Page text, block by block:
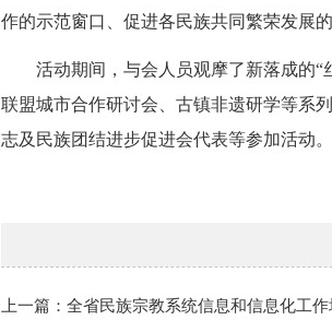
作的示范窗口、促进各民族共同繁荣发展
活动期间，与会人员观摩了新落成的
联盟城市合作研讨会、古镇非遗研学等系
志及民族团结进步促进会代表等参加活动。
上一篇：全省民族宗教系统信息和信息化工